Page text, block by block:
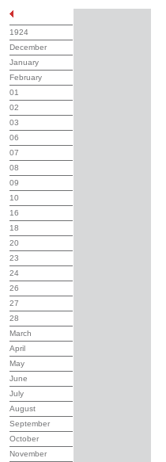
1924
December
January
February
01
02
03
06
07
08
09
10
16
18
20
23
24
26
27
28
March
April
May
June
July
August
September
October
November